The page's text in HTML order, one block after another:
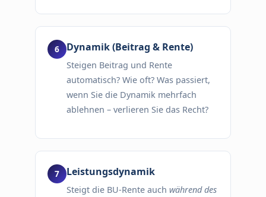
Dynamik (Beitrag & Rente)
Steigen Beitrag und Rente
automatisch? Wie oft? Was passiert,
wenn Sie die Dynamik mehrfach
ablehnen – verlieren Sie das Recht?
Leistungsdynamik
Steigt die BU-Rente auch während des